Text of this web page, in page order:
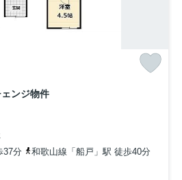
ンジ物件
37分
和歌山線「船戸」駅 徒歩40分